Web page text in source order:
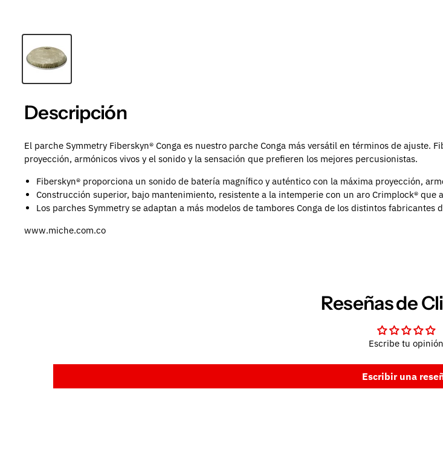
Descripción
El parche Symmetry Fiberskyn® Conga es nuestro parche Conga más versátil en términos de
proyección, armónicos vivos y el sonido y la sensación que prefieren los mejores percusionistas.
Fiberskyn® proporciona un sonido de batería magnífico y auténtico con la máxima proyección,
Construcción superior, bajo mantenimiento, resistente a la intemperie con un aro Crimplock® que
Los parches Symmetry se adaptan a más modelos de tambores Conga de los distintos fabricantes
www.miche.com.co
Reseñas de
Escribe tu opinión
Escribir una